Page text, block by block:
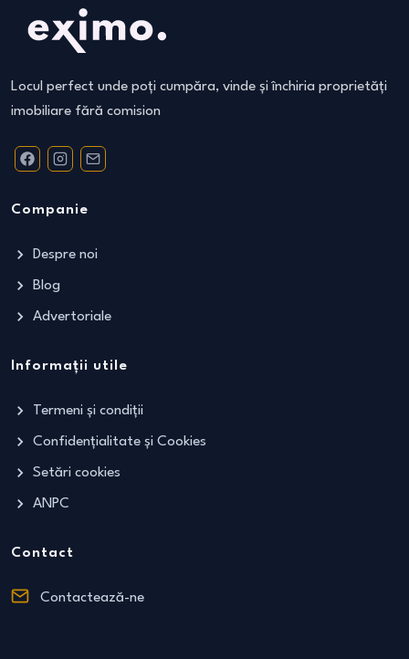
Locul perfect unde poți cumpăra, vinde și închiria proprietăți
imobiliare fără comision
Companie
Despre noi
Blog
Advertoriale
Informații utile
Termeni și condiții
Confidențialitate și Cookies
Setări cookies
ANPC
Contact
Contactează-ne